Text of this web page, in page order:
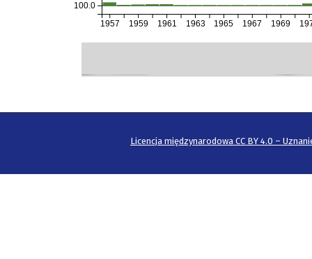
100.0
1957 1959 1961 1963 1965 1967 1969
Licencja międzynarodowa CC BY 4.0 –